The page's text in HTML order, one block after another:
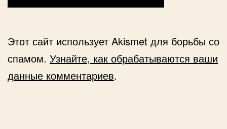
Этот сайт использует Akismet для борьбы со
спамом. Узнайте, как обрабатываются ваши
данные комментариев.